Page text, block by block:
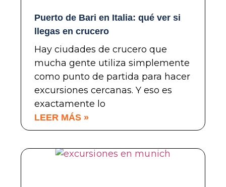
Puerto de Bari en Italia: qué ver si
llegas en crucero
Hay ciudades de crucero que
mucha gente utiliza simplemente
como punto de partida para hacer
excursiones cercanas. Y eso es
exactamente lo
LEER MÁS »